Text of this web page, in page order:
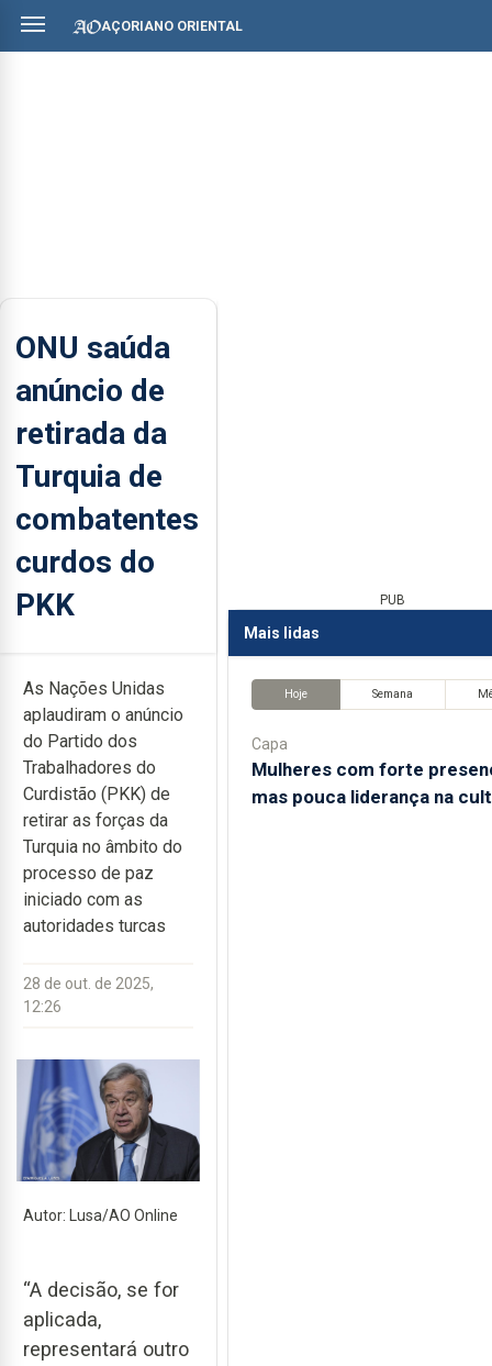
AÇORIANO ORIENTAL
ONU saúda
anúncio de
retirada da
Turquia de
combatentes
curdos do
PKK
As Nações Unidas
aplaudiram o anúncio
do Partido dos
Trabalhadores do
Curdistão (PKK) de
retirar as forças da
Turquia no âmbito do
processo de paz
iniciado com as
autoridades turcas
28 de out. de 2025,
12:26
Autor: Lusa/AO Online
“A decisão, se for
aplicada,
representará outro
PUB
Mais lidas
Hoje Semana
Capa
Mulheres com forte
mas pouca liderança na